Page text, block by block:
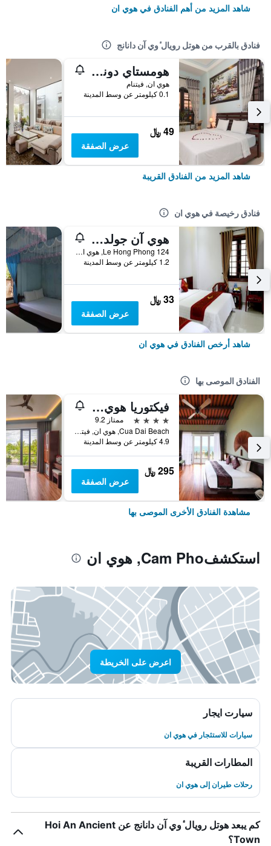
شاهد المزيد من أهم الفنادق في هوي ان
فنادق بالقرب من هوتل رويال ٔوي آن دانانج
هومستاي دونغ نجيويين ريفرسايد
هوي ان, فيتنام
0.1 كيلومتر عن وسط المدينة
49 ﷼
عرض الصفقة
شاهد المزيد من الفنادق القريبة
فنادق رخيصة في هوي ان
هوي آن جولدن هورس فيلا
124 Le Hong Phong, هوي ان, فيتنام
1.2 كيلومتر عن وسط المدينة
33 ﷼
عرض الصفقة
شاهد أرخص الفنادق في هوي ان
الفنادق الموصى بها
فيكتوريا هوي آن بيتش ريزورت آند سبا
4 نجوم
ممتاز 9.2
Cua Dai Beach, هوي ان, فيتنام
4.9 كيلومتر عن وسط المدينة
295 ﷼
عرض الصفقة
مشاهدة الفنادق الأخرى الموصى بها
استكشفCam Pho, هوي ان
اعرض على الخريطة
سيارت ايجار
سيارات للاستئجار في هوي ان
المطارات القريبة
رحلات طيران إلى هوي ان
كم يبعد هوتل رويال ٔوي آن دانانج عن Hoi An Ancient
Town؟